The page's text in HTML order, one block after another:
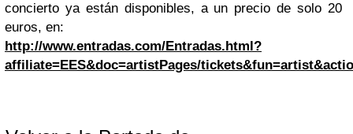
concierto ya están disponibles, a un precio de solo 20
euros, en:
http://www.entradas.com/Entradas.html?
affiliate=EES&doc=artistPages/